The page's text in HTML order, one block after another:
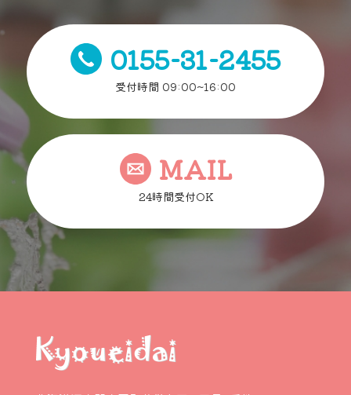
0155-31-2455
受付時間 09:00~16:00
MAIL
24時間受付OK